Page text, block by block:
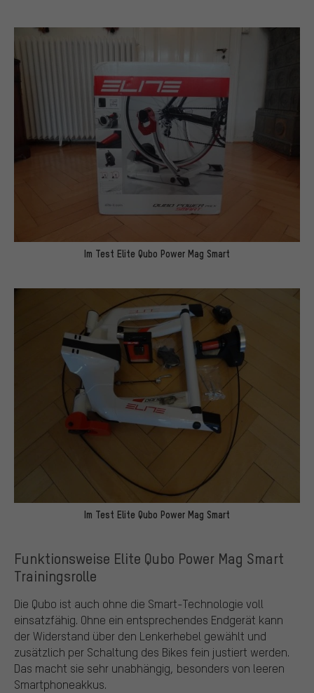
Im Test Elite Qubo Power Mag Smart
Im Test Elite Qubo Power Mag Smart
Funktionsweise Elite Qubo Power Mag Smart
Trainingsrolle
Die Qubo ist auch ohne die Smart-Technologie voll
einsatzfähig. Ohne ein entsprechendes Endgerät kann
der Widerstand über den Lenkerhebel gewählt und
zusätzlich per Schaltung des Bikes fein justiert werden.
Das macht sie sehr unabhängig, besonders von leeren
Smartphoneakkus.